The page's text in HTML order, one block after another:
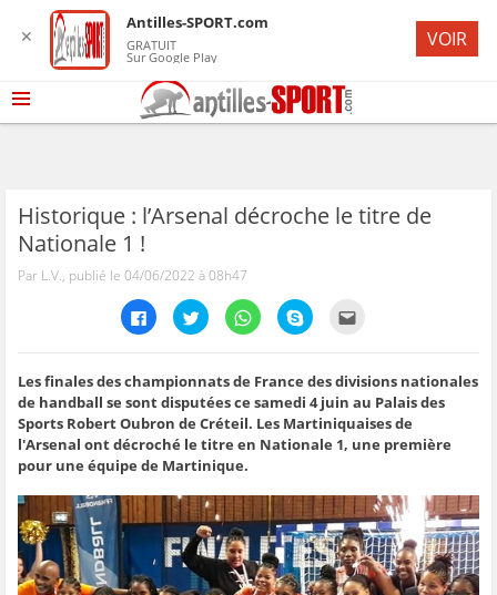
Historique : l’Arsenal décroche le titre de
Nationale 1 !
Par L.V., publié le 04/06/2022 à 08h47
C
l
e
z
p
o
u
r
p
a
t
g
s
u
C
l
e
z
p
o
u
r
p
a
t
a
g
e
r
s
u
C
l
e
z
p
o
u
r
t
g
e
s
u
C
l
e
z
p
o
u
r
t
g
e
r
s
u
e
z
p
o
u
r
o
y
e
r
p
a
r
Les finales des championnats de France des divisions nationales
de handball se sont disputées ce samedi 4 juin au Palais des
Sports Robert Oubron de Créteil. Les Martiniquaises de
l'Arsenal ont décroché le titre en Nationale 1, une première
pour une équipe de Martinique.
✕
Antilles-SPORT.com
GRATUIT
Sur Google Play
VOIR